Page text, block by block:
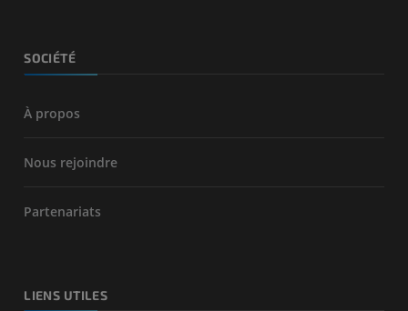
SOCIÉTÉ
À propos
Nous rejoindre
Partenariats
LIENS UTILES